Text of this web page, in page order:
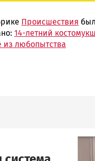
Происшествия
14-летний
из любопытства